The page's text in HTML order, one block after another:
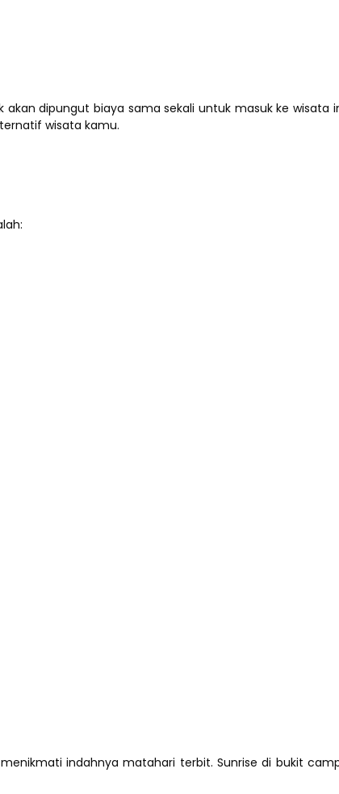
dipungut biaya sama sekali untuk masuk ke wisata
wisata kamu.
indahnya matahari terbit. Sunrise di bukit